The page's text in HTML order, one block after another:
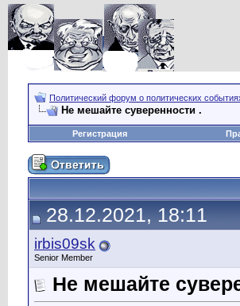
Политический форум о политических
Не мешайте суверенности .
Регистрация
28.12.2021, 18:11
irbis09sk
Senior Member
Не мешайте